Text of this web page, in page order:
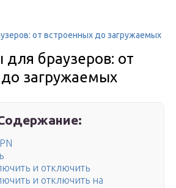
от встроенных до загружаемых
для браузеров: от
загружаемых
и отключить
и отключить на